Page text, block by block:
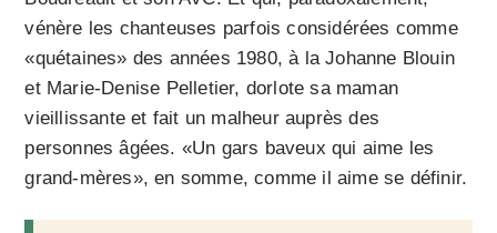
vénère les chanteuses parfois considérées comme
«quétaines» des années 1980, à la Johanne Blouin
et Marie-Denise Pelletier, dorlote sa maman
vieillissante et fait un malheur auprès des
personnes âgées. «Un gars baveux qui aime les
grand-mères», en somme, comme il aime se définir.